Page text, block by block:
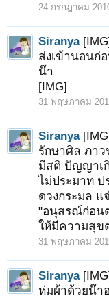
24 กรกฎาคม
Siranya
ส่งเข้านอนก่
น๊า
[IMG]
31 พฤษภาคม
Siranya
รักษาศิล ภา
มีสติ ปัญญาเ
ไม่ประมาท
ดวงกระมล
"อนุสรณ์ก่อน
ให้มีความสุข
31 พฤษภาคม
Siranya
ห่มผ้าด้วยน๊า